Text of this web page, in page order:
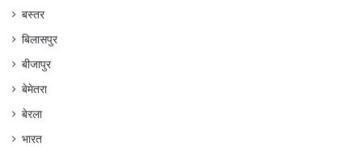
बस्तर
बिलासपुर
बीजापुर
बेमेतरा
बेरला
भारत